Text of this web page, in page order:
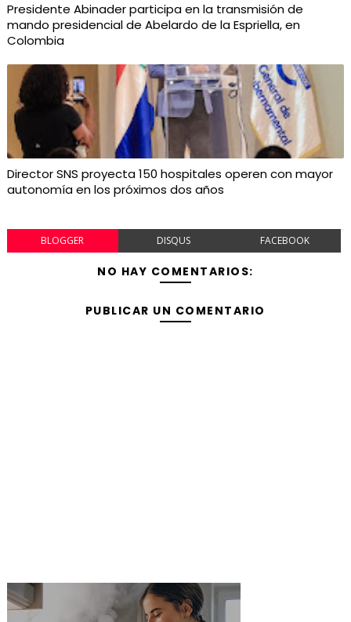
Presidente Abinader participa en la transmisión de
mando presidencial de Abelardo de la Espriella, en
Colombia
Director SNS proyecta 150 hospitales operen con mayor
autonomía en los próximos dos años
BLOGGER DISQUS FACEBOOK
NO HAY COMENTARIOS:
PUBLICAR UN COMENTARIO